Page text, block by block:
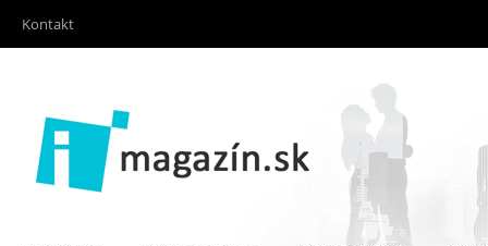
Kontakt